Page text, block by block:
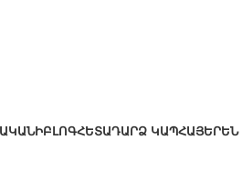
ԲԼՈԳՀԵՏԱԴԱՐՁ ԿԱՊՀԱՅԵՐԵՆ